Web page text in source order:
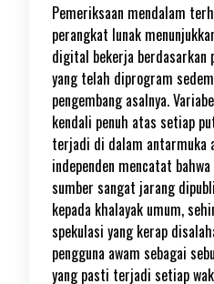
Pemeriksaan mendalam
perangkat lunak
digital bekerja
yang telah diprogram
pengembang asalnya.
kendali penuh atas setiap
terjadi di dalam antarmuka
independen mencatat
sumber sangat jarang
kepada khalayak umum,
spekulasi yang kerap
pengguna awam sebagai
yang pasti terjadi setiap